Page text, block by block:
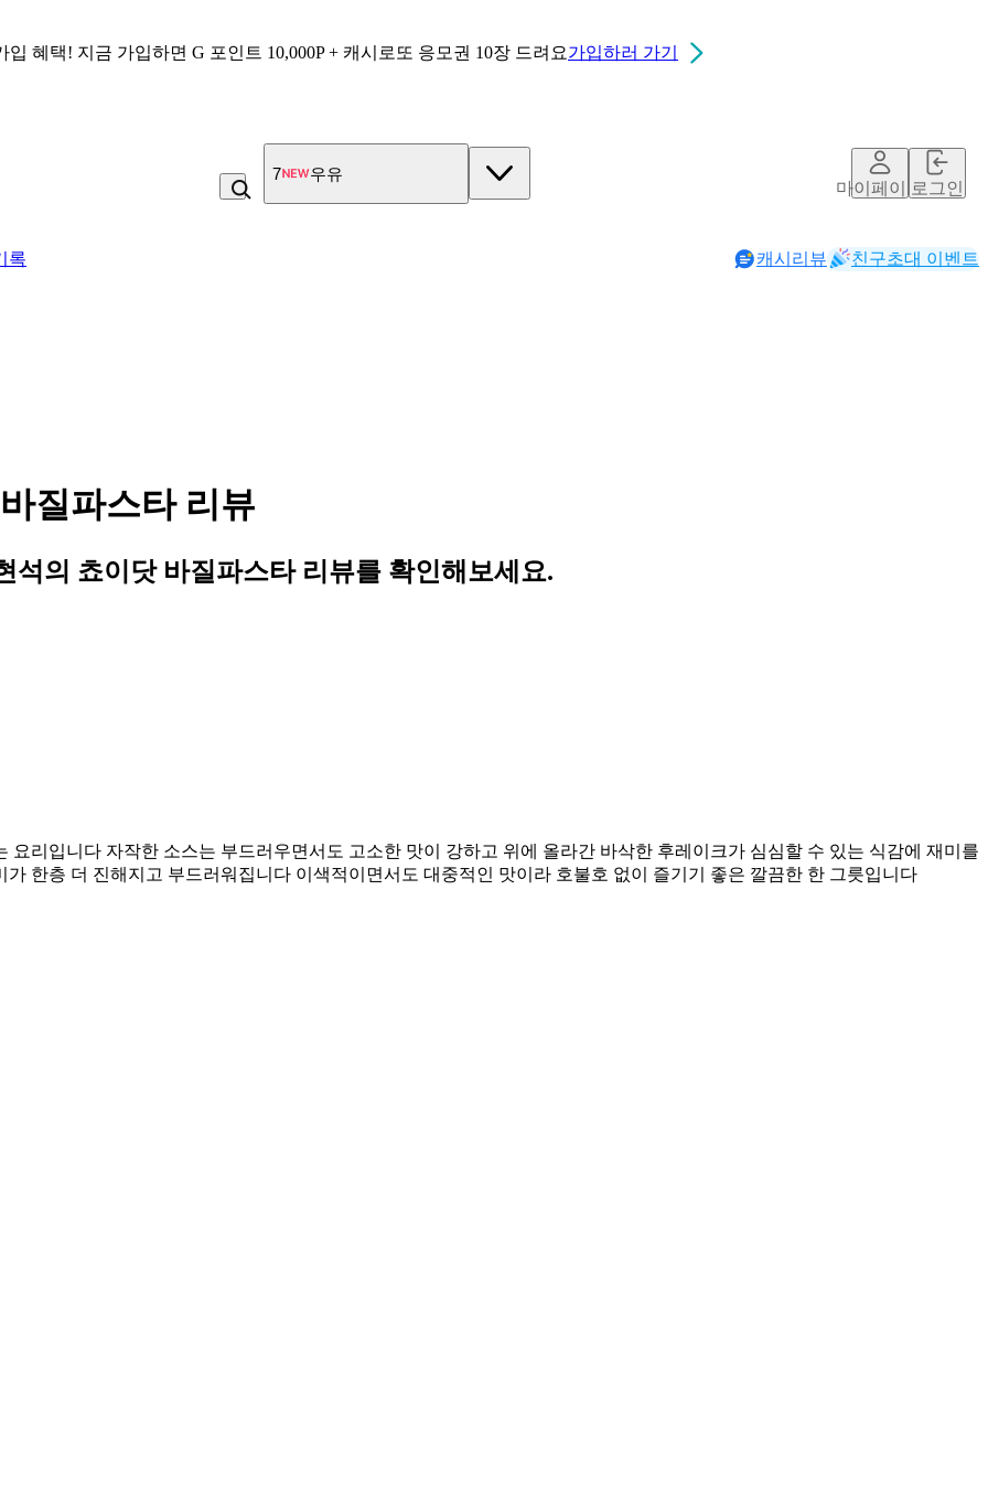
입 혜택! 지금 가입하면 G 포인트 10,000P + 캐시로또 응모권 10장 드려요가입하러 가기
7 우유
마이페이지로그인
록 캐시리뷰 친구초대 이벤트
질파스타 리뷰
의 쵸이닷 바질파스타 리뷰를 확인해보세요.
리입니다 자작한 소스는 부드러우면서도 고소한 맛이 강하고 위에 올라간 바삭한 후레이크가 심심할 수 있는 식감에 재미를
한층 더 진해지고 부드러워집니다 이색적이면서도 대중적인 맛이라 호불호 없이 즐기기 좋은 깔끔한 한 그릇입니다